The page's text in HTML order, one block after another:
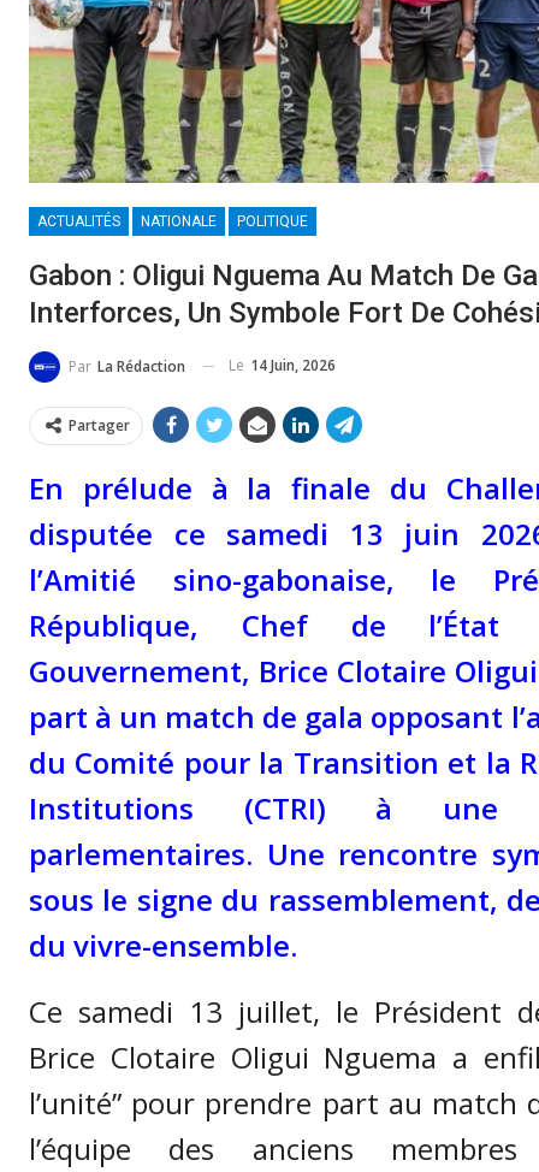
ACTUALITÉS NATIONALE POLITIQUE
Gabon : Oligui Nguema Au Match De
Interforces, Un Symbole Fort De
Par La Rédaction Le 14 Juin, 2026
Partager
En prélude à la finale du
disputée ce samedi 13 juin
l’Amitié sino-gabonaise, le
République, Chef de
Gouvernement, Brice Clotaire
part à un match de gala opposant
du Comité pour la Transition et la
Institutions (CTRI) à une
parlementaires. Une rencontre
sous le signe du rassemblement,
du vivre-ensemble.
Ce samedi 13 juillet, le Président
Brice Clotaire Oligui Nguema a
l’unité” pour prendre part au match
l’équipe des anciens